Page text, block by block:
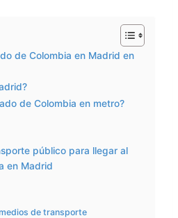
de Colombia en Madrid en
de Colombia en metro?
público para llegar al
en Madrid
de transporte